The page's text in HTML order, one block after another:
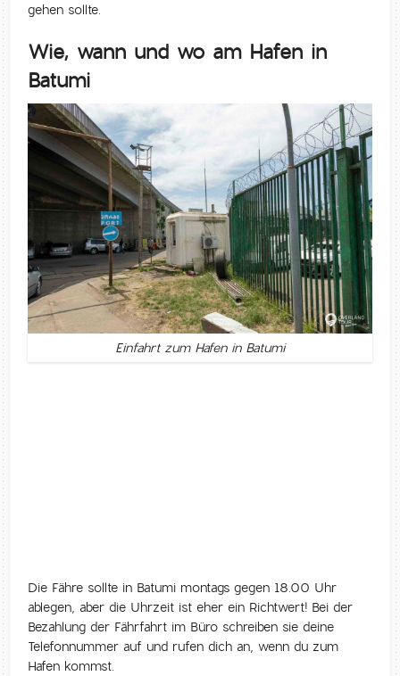
gehen sollte.
Wie, wann und wo am Hafen in
Batumi
Einfahrt zum Hafen in Batumi
Die Fähre sollte in Batumi montags gegen 18.00 Uhr
ablegen, aber die Uhrzeit ist eher ein Richtwert! Bei der
Bezahlung der Fährfahrt im Büro schreiben sie deine
Telefonnummer auf und rufen dich an, wenn du zum
Hafen kommst.